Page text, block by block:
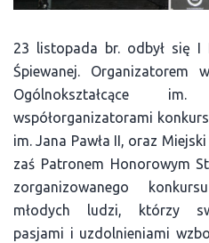
23 listopada br. odbył się I
Śpiewanej. Organizatorem
Ogólnokształcące
współorganizatorami
im. Jana Pawła II, oraz
zaś Patronem Honorowym
zorganizowanego
młodych ludzi, którzy
pasjami i uzdolnieniami